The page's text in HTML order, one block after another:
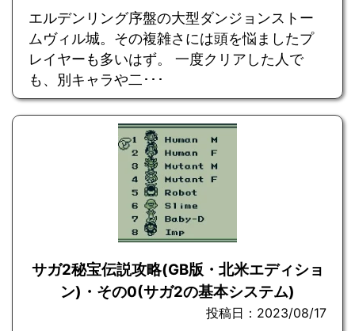
エルデンリング序盤の大型ダンジョンストー
ムヴィル城。その複雑さには頭を悩ましたプ
レイヤーも多いはず。 一度クリアした人で
も、別キャラや二･･･
サガ2秘宝伝説攻略(GB版・北米エディショ
ン)・その0(サガ2の基本システム)
投稿日：2023/08/17